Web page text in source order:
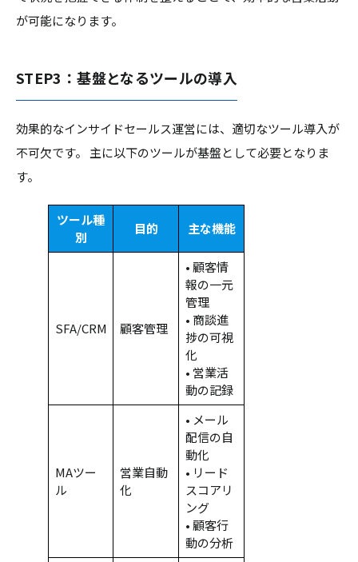
が可能になります。
STEP3：基盤となるツールの導入
効果的なインサイドセールス運営には、適切なツール導入が
不可欠です。 主に以下のツールが基盤として必要となりま
す。
ツール種
別
目的 主な機能
SFA/CRM 顧客管理
• 顧客情
報の一元
管理
• 商談進
捗の可視
化
• 営業活
動の記録
MAツー
ル
営業自動
化
• メール
配信の自
動化
• リード
スコアリ
ング
• 顧客行
動の分析